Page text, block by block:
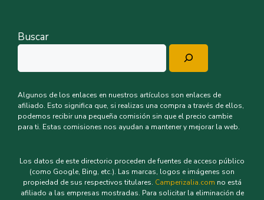
Buscar
Algunos de los enlaces en nuestros artículos son enlaces de
afiliado. Esto significa que, si realizas una compra a través de ellos,
podemos recibir una pequeña comisión sin que el precio cambie
para ti. Estas comisiones nos ayudan a mantener y mejorar la web.
Los datos de este directorio proceden de fuentes de acceso público
(como Google, Bing, etc.). Las marcas, logos e imágenes son
propiedad de sus respectivos titulares. Camperizalia.com no está
afiliado a las empresas mostradas. Para solicitar la eliminación de